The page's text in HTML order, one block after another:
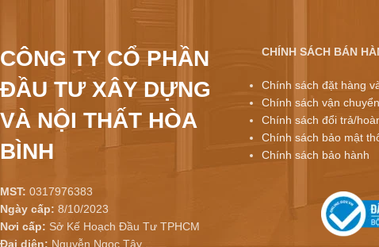
CÔNG TY CỔ PHẦN
ĐẦU TƯ XÂY DỰNG
VÀ NỘI THẤT HÒA
BÌNH
MST: 0317976383
Ngày cấp: 8/10/2023
Nơi cấp: Sở Kế Hoạch Đầu Tư TPHCM
Đại diện: Nguyễn Ngọc Tây
CHÍNH SÁCH BÁN
Chính sách đặt hàng
Chính sách vận
Chính sách đổi trả/
Chính sách bảo mật
Chính sách bảo hành